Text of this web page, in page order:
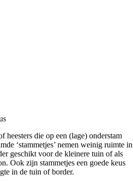
heesters die op een (lage) onderstam
‘stammetjes’ nemen weinig ruimte in
geschikt voor de kleinere tuin of als
Ook zijn stammetjes een goede keus
in de tuin of border.